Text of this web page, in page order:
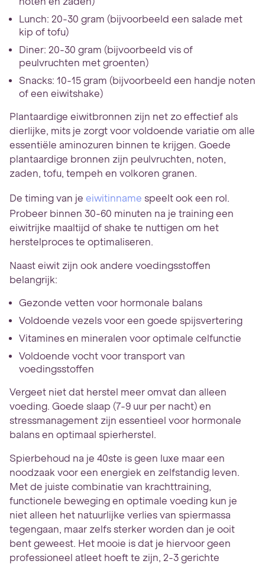
Lunch: 20-30 gram (bijvoorbeeld een salade met
kip of tofu)
Diner: 20-30 gram (bijvoorbeeld vis of
peulvruchten met groenten)
Snacks: 10-15 gram (bijvoorbeeld een handje noten
of een eiwitshake)
Plantaardige eiwitbronnen zijn net zo effectief als
dierlijke, mits je zorgt voor voldoende variatie om alle
essentiële aminozuren binnen te krijgen. Goede
plantaardige bronnen zijn peulvruchten, noten,
zaden, tofu, tempeh en volkoren granen.
De timing van je eiwitinname speelt ook een rol.
Probeer binnen 30-60 minuten na je training een
eiwitrijke maaltijd of shake te nuttigen om het
herstelproces te optimaliseren.
Naast eiwit zijn ook andere voedingsstoffen
belangrijk:
Gezonde vetten voor hormonale balans
Voldoende vezels voor een goede spijsvertering
Vitamines en mineralen voor optimale celfunctie
Voldoende vocht voor transport van
voedingsstoffen
Vergeet niet dat herstel meer omvat dan alleen
voeding. Goede slaap (7-9 uur per nacht) en
stressmanagement zijn essentieel voor hormonale
balans en optimaal spierherstel.
Spierbehoud na je 40ste is geen luxe maar een
noodzaak voor een energiek en zelfstandig leven.
Met de juiste combinatie van krachttraining,
functionele beweging en optimale voeding kun je
niet alleen het natuurlijke verlies van spiermassa
tegengaan, maar zelfs sterker worden dan je ooit
bent geweest. Het mooie is dat je hiervoor geen
professioneel atleet hoeft te zijn, 2-3 gerichte